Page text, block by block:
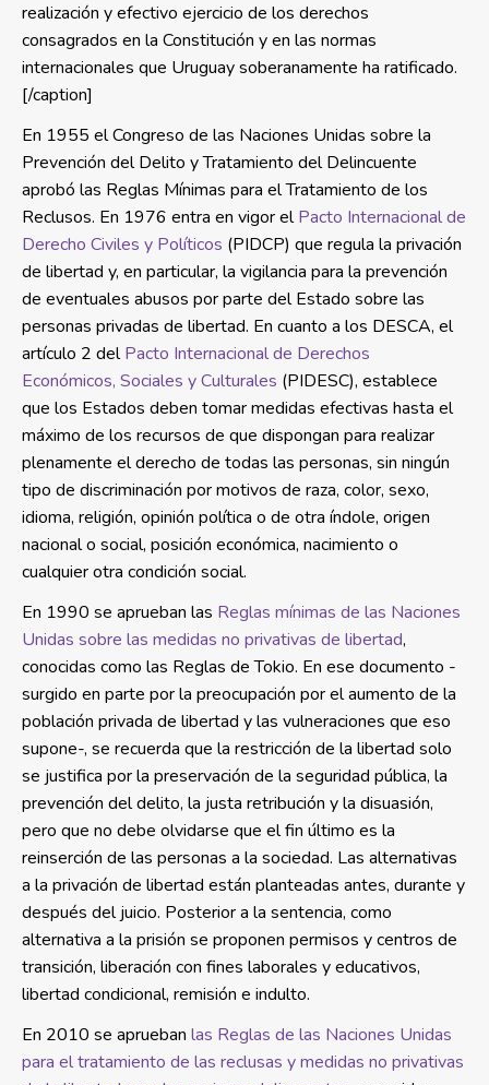
realización y efectivo ejercicio de los derechos
consagrados en la Constitución y en las normas
internacionales que Uruguay soberanamente ha ratificado.
[/caption]
En 1955 el Congreso de las Naciones Unidas sobre la
Prevención del Delito y Tratamiento del Delincuente
aprobó las Reglas Mínimas para el Tratamiento de los
Reclusos. En 1976 entra en vigor elPacto Internacional de
Derecho Civiles y Políticos (PIDCP) que regula la privación
de libertad y, en particular, la vigilancia para la prevención
de eventuales abusos por parte del Estado sobre las
personas privadas de libertad. En cuanto a los DESCA, el
artículo 2 delPacto Internacional de Derechos
Económicos, Sociales y Culturales (PIDESC), establece
que los Estados deben tomar medidas efectivas hasta el
máximo de los recursos de que dispongan para realizar
plenamente el derecho de todas las personas, sin ningún
tipo de discriminación por motivos de raza, color, sexo,
idioma, religión, opinión política o de otra índole, origen
nacional o social, posición económica, nacimiento o
cualquier otra condición social.
En 1990 se aprueban las Reglas mínimas de las Naciones
Unidas sobre las medidas no privativas de libertad,
conocidas como las Reglas de Tokio. En ese documento -
surgido en parte por la preocupación por el aumento de la
población privada de libertad y las vulneraciones que eso
supone-, se recuerda que la restricción de la libertad solo
se justifica por la preservación de la seguridad pública, la
prevención del delito, la justa retribución y la disuasión,
pero que no debe olvidarse que el fin último es la
reinserción de las personas a la sociedad. Las alternativas
a la privación de libertad están planteadas antes, durante y
después del juicio. Posterior a la sentencia, como
alternativa a la prisión se proponen permisos y centros de
transición, liberación con fines laborales y educativos,
libertad condicional, remisión e indulto.
En 2010 se aprueban las Reglas de las Naciones Unidas
para el tratamiento de las reclusas y medidas no privativas